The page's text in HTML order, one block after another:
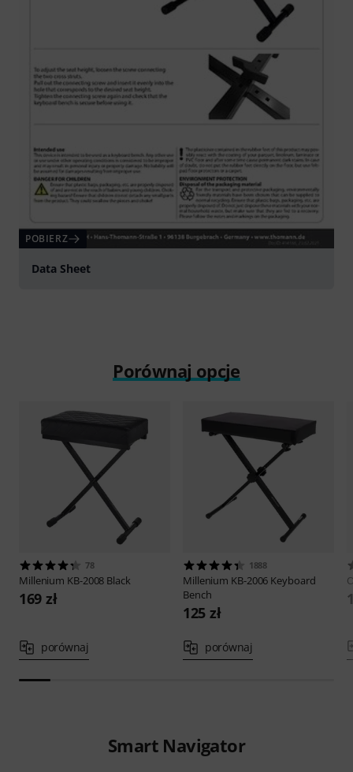
POBIERZ
Data Sheet
Porównaj opcje
78
Millenium KB-2008 Black
169 zł
porównaj
1888
Millenium KB-2006 Keyboard
Bench
125 zł
porównaj
Smart Navigator